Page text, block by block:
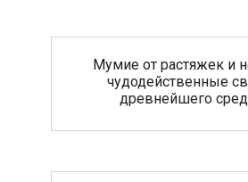
Мумие от растяжек и
чудодейственные
древнейшего